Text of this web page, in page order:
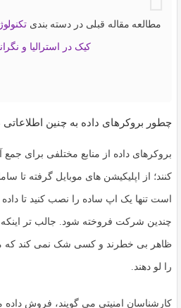
مطالعه مقاله قبلی در دسته بندی
کیک در استرالیا و
چطور بروکرهای داده به چنین
بروکرهای داده از منابع مختلفی برای
کنند؛ از اپلیکیشن های موبایل گرفته تا
است تنها یک اپ ساده را نصب کنید تا داده
چندین شرکت فروخته شود. جالب تر
ظاهر بی خطرند و کسی شک نمی کند که
را لو دهند.
کارشناسان امنیتی می گویند، فروش داده